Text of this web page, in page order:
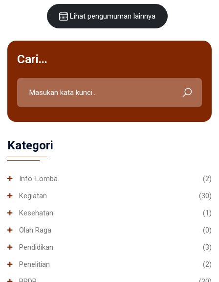
Lihat pengumuman lainnya
Cari...
Kategori
Info-Lomba
(2)
Kegiatan
(30)
Kesehatan
(1)
Olah Raga
(0)
Pendidikan
(3)
Penelitian
(2)